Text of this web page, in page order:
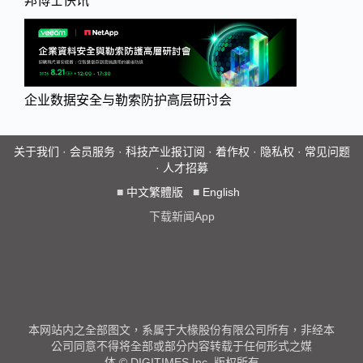
企业数据安全与勒索防护高层研讨会
关于我们 · 会员服务· 科技产业报订阅 · 着作权 · 隐私权 · 常见问题
· 人才招募
■ 中文繁體版 ■ English
下载新闻App
本网站内之全部图文，系属于大椽股份有限公司所有，非经本
公司同意不得将全部或部分内容转载于任何形式之媒